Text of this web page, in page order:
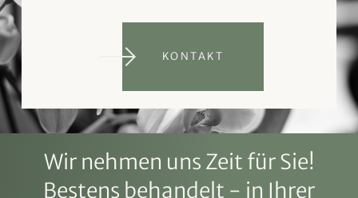
KONTAKT
Wir nehmen uns Zeit für Sie!
Bestens behandelt - in Ihrer